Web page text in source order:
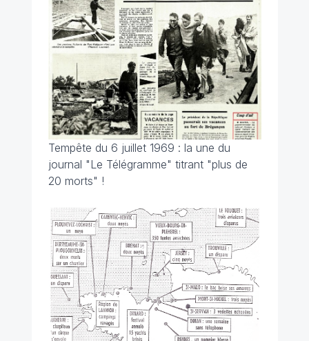
Tempête du 6 juillet 1969 : la une du
journal "Le Télégramme" titrant "plus de
20 morts" !